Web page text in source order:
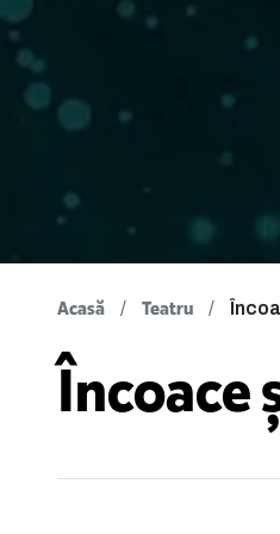
Acasă Teatru
Încoace